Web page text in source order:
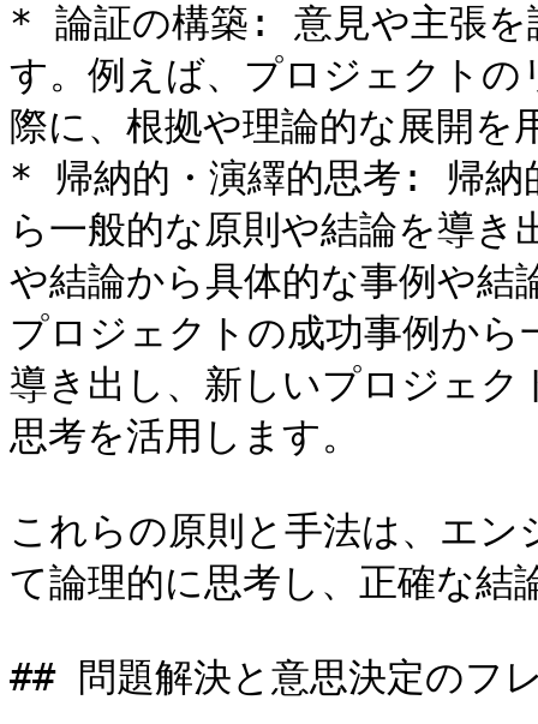
* 論証の構築: 意見や主張を
す。例えば、プロジェクト
際に、根拠や理論的な展開を
* 帰納的・演繹的思考: 帰納
ら一般的な原則や結論を導き
や結論から具体的な事例や結
プロジェクトの成功事例か
導き出し、新しいプロジェク
思考を活用します。
これらの原則と手法は、エ
て論理的に思考し、正確な結
## 問題解決と意思決定のフ